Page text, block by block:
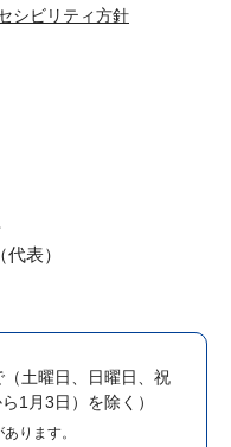
シビリティ方針
表）
（土曜日、日曜日、祝
1月3日）を除く）
ります。